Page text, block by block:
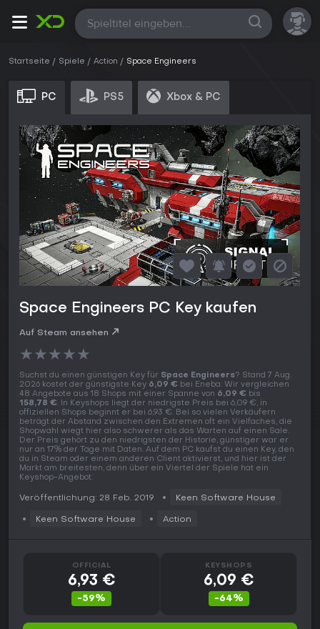
Alle
Startseite Spiele Action Space Engineers
PC PS5 Xbox & PC
Space Engineers PC Key kaufen
Auf Steam ansehen
★★★★★
Suchst du einen günstigen Key für Space Engineers? Stand 7 Aug.
2026 kostet der günstigste Key 6,09 € bei Eneba. Wir vergleichen
48 Angebote aus 18 Shops mit einer Spanne von 6,09 € bis
158,78 €. In Keyshops liegt der niedrigste Preis bei 6,09 €, in
offiziellen Shops beginnt er bei 6,93 €. Bei so vielen Verkäufern
beträgt der Abstand zwischen den Extremen oft ein Vielfaches, die
Shopwahl wiegt hier also schwerer als das Warten auf einen Sale.
Der Preis gehört zu den niedrigsten der Historie, günstiger war er
nur an 17% der Tage mit Daten. Auf dem PC kaufst du einen Key, den
du in Steam oder einem anderen Client aktivierst, und hier ist der
Markt am breitesten, denn über ein Viertel der Spiele hat ein
Keyshop-Angebot.
Veröffentlichung: 28 Feb. 2019 Keen Software House
Keen Software House Action
OFFICIAL
6,93 €
-59%
KEYSHOPS
6,09 €
-64%